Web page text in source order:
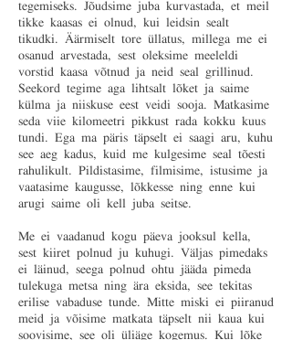
tegemiseks. Jõudsime juba kurvastada, et meil
tikke kaasas ei olnud, kui leidsin sealt
tikudki. Äärmiselt tore üllatus, millega me ei
osanud arvestada, sest oleksime meeleldi
vorstid kaasa võtnud ja neid seal grillinud.
Seekord tegime aga lihtsalt lõket ja saime
külma ja niiskuse eest veidi sooja. Matkasime
seda viie kilomeetri pikkust rada kokku kuus
tundi. Ega ma päris täpselt ei saagi aru, kuhu
see aeg kadus, kuid me kulgesime seal tõesti
rahulikult. Pildistasime, filmisime, istusime ja
vaatasime kaugusse, lõkkesse ning enne kui
arugi saime oli kell juba seitse.
Me ei vaadanud kogu päeva jooksul kella,
sest kiiret polnud ju kuhugi. Väljas pimedaks
ei läinud, seega polnud ohtu jääda pimeda
tulekuga metsa ning ära eksida, see tekitas
erilise vabaduse tunde. Mitte miski ei piiranud
meid ja võisime matkata täpselt nii kaua kui
soovisime, see oli üliäge kogemus. Kui lõke